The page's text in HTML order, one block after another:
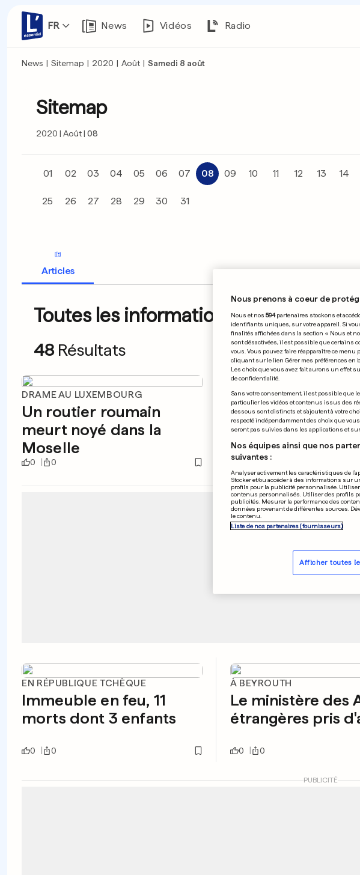
FR News Vidéos Radio
News | Sitemap | 2020 | Août | Samedi 8 août
Sitemap
2020 Août 08
01 02 03 04 05 06 07 08 09 10 11 12 13 14
25 26 27 28 29 30 31
Articles
Toutes les informations du
48 Résultats
DRAME AU LUXEMBOURG
Un routier roumain
meurt noyé dans la
Moselle
0 0
FOOT/LIGUE DES
Le Barça et le
qualifiés pour le
0 0
PUBLICITÉ
EN RÉPUBLIQUE TCHÈQUE
Immeuble en feu, 11
morts dont 3 enfants
0 0
À BEYROUTH
Le ministère des
étrangères pris
0 0
PUBLICITÉ
Nous prenons à coeur de
Nous et nos 594partenaires stockons et
identifiants uniques, sur votre appareil. Si
finalités affichées dans la section « Nous et
sont désactivées, il est possible que certains
vous. Vous pouvez faire réapparaître ce
cliquant sur le lien Gérer mes préférences en
Les choix que vous avez fait aurons un effet
de confidentialité.
Sans votre consentement, il est possible que
particulier les vidéos et contenus issus des
dessous sont distincts et s'ajoutent à votre
respecté indépendamment des choix que
seront pas suivies dans les applications et
Nos équipes ainsi que nos
suivantes :
Analyser activement les caractéristiques de
Stocker et/ou accéder à des informations sur
profils pour la publicité personnalisée.
contenus personnalisés. Utiliser des profils
publicités. Mesurer la performance des
données provenant de différentes sources.
le contenu.
Liste de nos partenaires (fournisseurs)
Afficher toutes